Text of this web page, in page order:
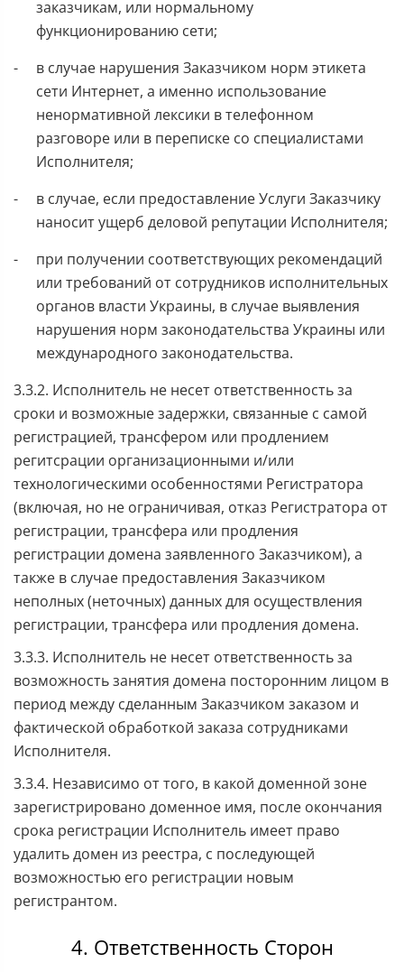
заказчикам, или нормальному
функционированию сети;
в случае нарушения Заказчиком норм этикета
сети Интернет, а именно использование
ненормативной лексики в телефонном
разговоре или в переписке со специалистами
Исполнителя;
в случае, если предоставление Услуги Заказчику
наносит ущерб деловой репутации Исполнителя;
при получении соответствующих рекомендаций
или требований от сотрудников исполнительных
органов власти Украины, в случае выявления
нарушения норм законодательства Украины или
международного законодательства.
3.3.2. Исполнитель не несет ответственность за
сроки и возможные задержки, связанные с самой
регистрацией, трансфером или продлением
регитсрации организационными и/или
технологическими особенностями Регистратора
(включая, но не ограничивая, отказ Регистратора от
регистрации, трансфера или продления
регистрации домена заявленного Заказчиком), а
также в случае предоставления Заказчиком
неполных (неточных) данных для осуществления
регистрации, трансфера или продления домена.
3.3.3. Исполнитель не несет ответственность за
возможность занятия домена посторонним лицом в
период между сделанным Заказчиком заказом и
фактической обработкой заказа сотрудниками
Исполнителя.
3.3.4. Независимо от того, в какой доменной зоне
зарегистрировано доменное имя, после окончания
срока регистрации Исполнитель имеет право
удалить домен из реестра, с последующей
возможностью его регистрации новым
регистрантом.
4. Ответственность Сторон